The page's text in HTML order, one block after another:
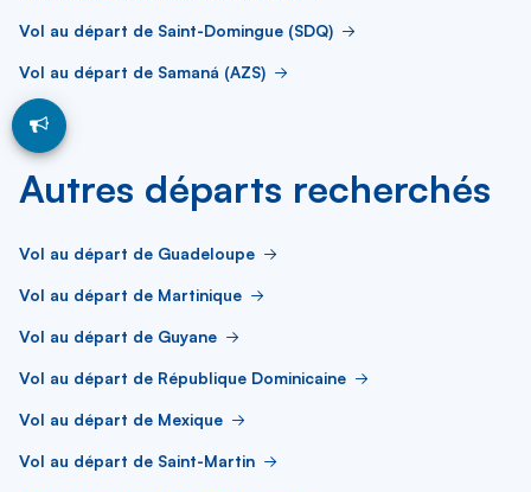
Vol au départ de Saint-Domingue (SDQ)
Vol au départ de Samaná (AZS)
Autres départs recherchés
Vol au départ de Guadeloupe
Vol au départ de Martinique
Vol au départ de Guyane
Vol au départ de République Dominicaine
Vol au départ de Mexique
Vol au départ de Saint-Martin